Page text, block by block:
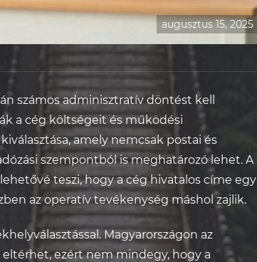
augusztus 15, 2025
számos adminisztratív döntést kell
a cég költségeit és működési
amely nemcsak postai és
szempontból is meghatározó lehet. A
teszi, hogy a cég hivatalos címe egy
az operatív tevékenység máshol zajlik.
Magyarországon az
ezért nem mindegy, hogy a